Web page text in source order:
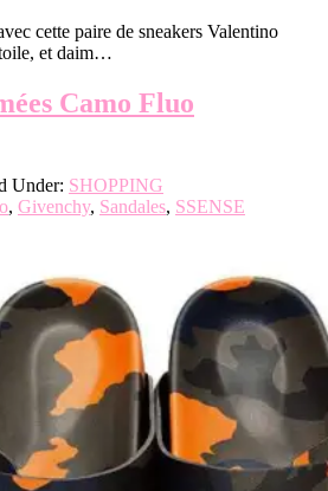
cette paire de sneakers Valentino
et daim…
Camo Fluo
Under: SHOPPING
, Givenchy, Sandales, SSENSE